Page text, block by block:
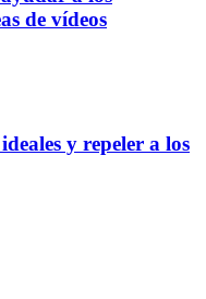
de vídeos
y repeler a los